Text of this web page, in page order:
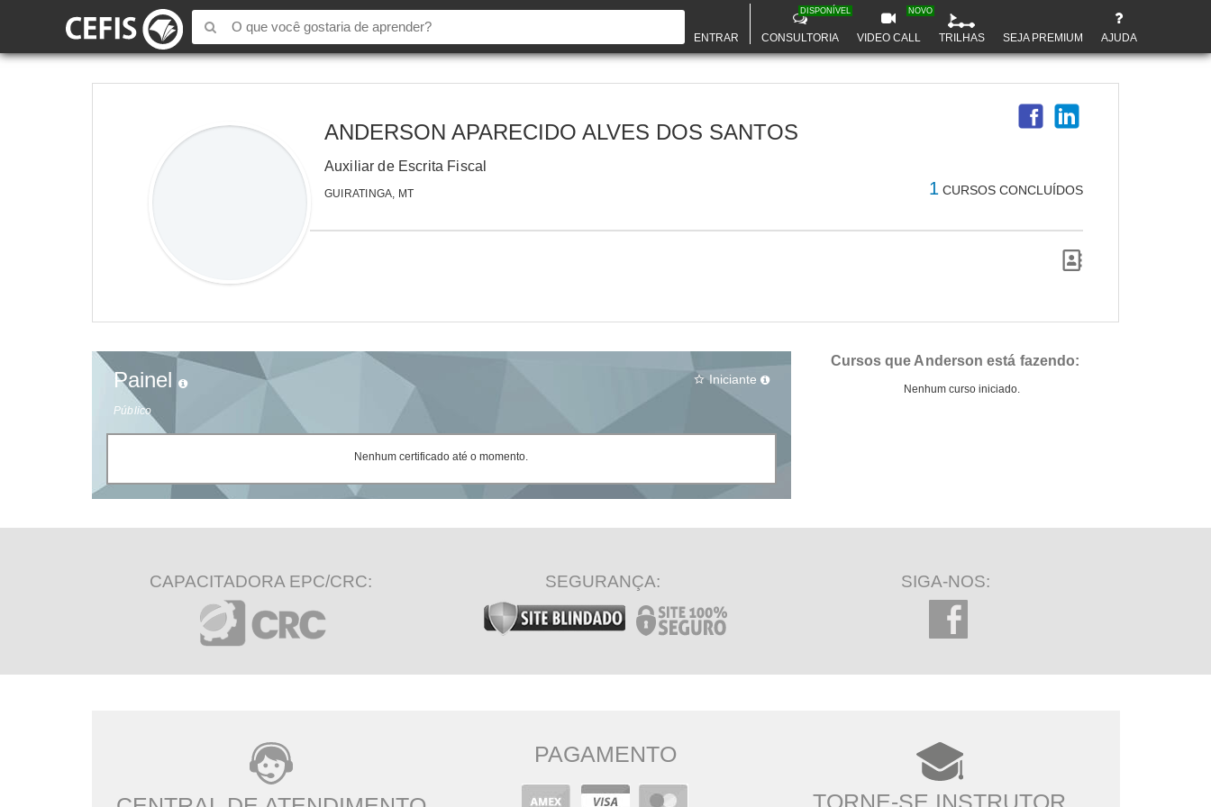
ENTRAR CONSULTORIA
DISPONÍVEL
VIDEO CALL
NOVO
TRILHAS SEJA PREMIUM AJUDA
ANDERSON APARECIDO ALVES DOS SANTOS
Auxiliar de Escrita Fiscal
GUIRATINGA, MT 1 CURSOS CONCLUÍDOS
Painel
Público
star_border Iniciante
Nenhum certificado até o momento.
Cursos que Anderson está fazendo:
Nenhum curso iniciado.
CAPACITADORA EPC/CRC: SEGURANÇA: SIGA-NOS:
PAGAMENTO
TORNE-SE INSTRUTOR